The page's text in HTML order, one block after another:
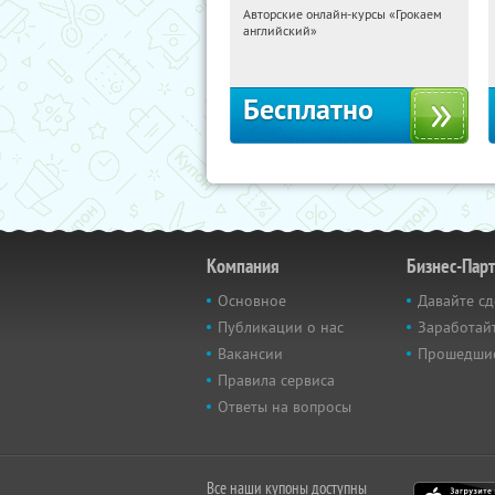
00:01:59 Получили:
Авторские онлайн-курсы «Грокаем
английский»
Бесплатно
Компания
Основное
Публикации о нас
Вакансии
Правила сервиса
Ответы на вопросы
Бизнес-
Давайте
Все наши купоны доступны